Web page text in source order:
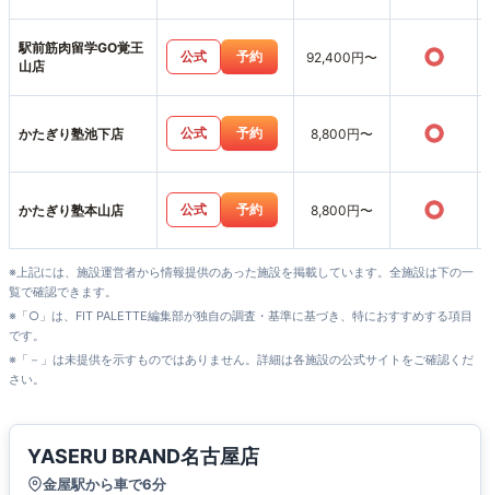
駅前筋肉留学GO覚王
山店
公式 予約 92,400円〜 ○
かたぎり塾池下店 公式 予約 8,800円〜 ○
かたぎり塾本山店 公式 予約 8,800円〜 ○
※上記には、施設運営者から情報提供のあった施設を掲載しています。全施設は下の一
覧で確認できます。
※「○」は、FIT PALETTE編集部が独自の調査・基準に基づき、特におすすめする項目
です。
※「－」は未提供を示すものではありません。詳細は各施設の公式サイトをご確認くだ
さい。
YASERU BRAND名古屋店
金屋駅から車で6分